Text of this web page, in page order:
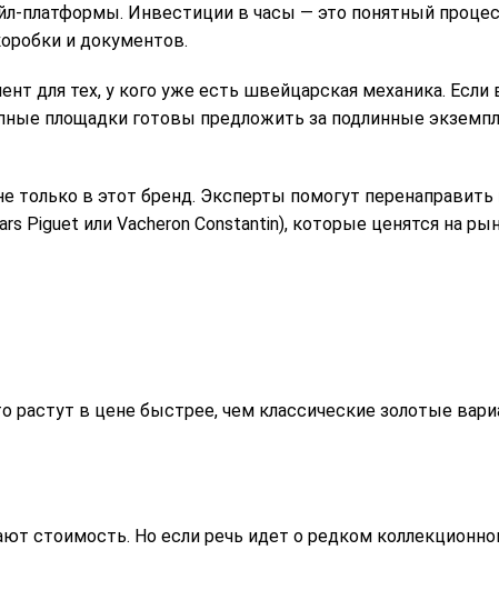
платформы. Инвестиции в часы — это понятный
и документов.
для тех, у кого уже есть швейцарская механика. Если
площадки готовы предложить за подлинные
в этот бренд. Эксперты помогут перенаправить
Piguet или Vacheron Constantin), которые ценятся на
в цене быстрее, чем классические золотые
стоимость. Но если речь идет о редком